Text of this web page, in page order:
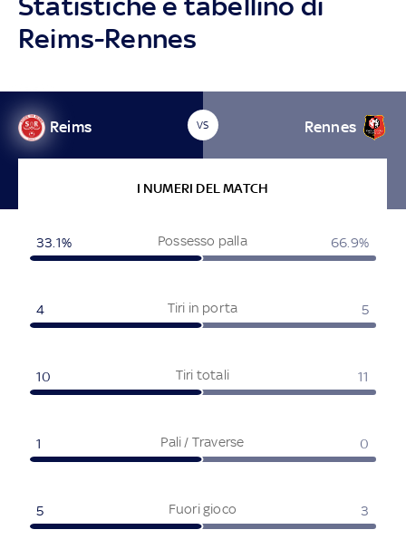
Reims-Rennes
Reims VS Rennes
I NUMERI DEL MATCH
Possesso palla
33.1% 66.9%
Tiri in porta
4 5
Tiri totali
10 11
Pali / Traverse
1 0
Fuori gioco
5 3